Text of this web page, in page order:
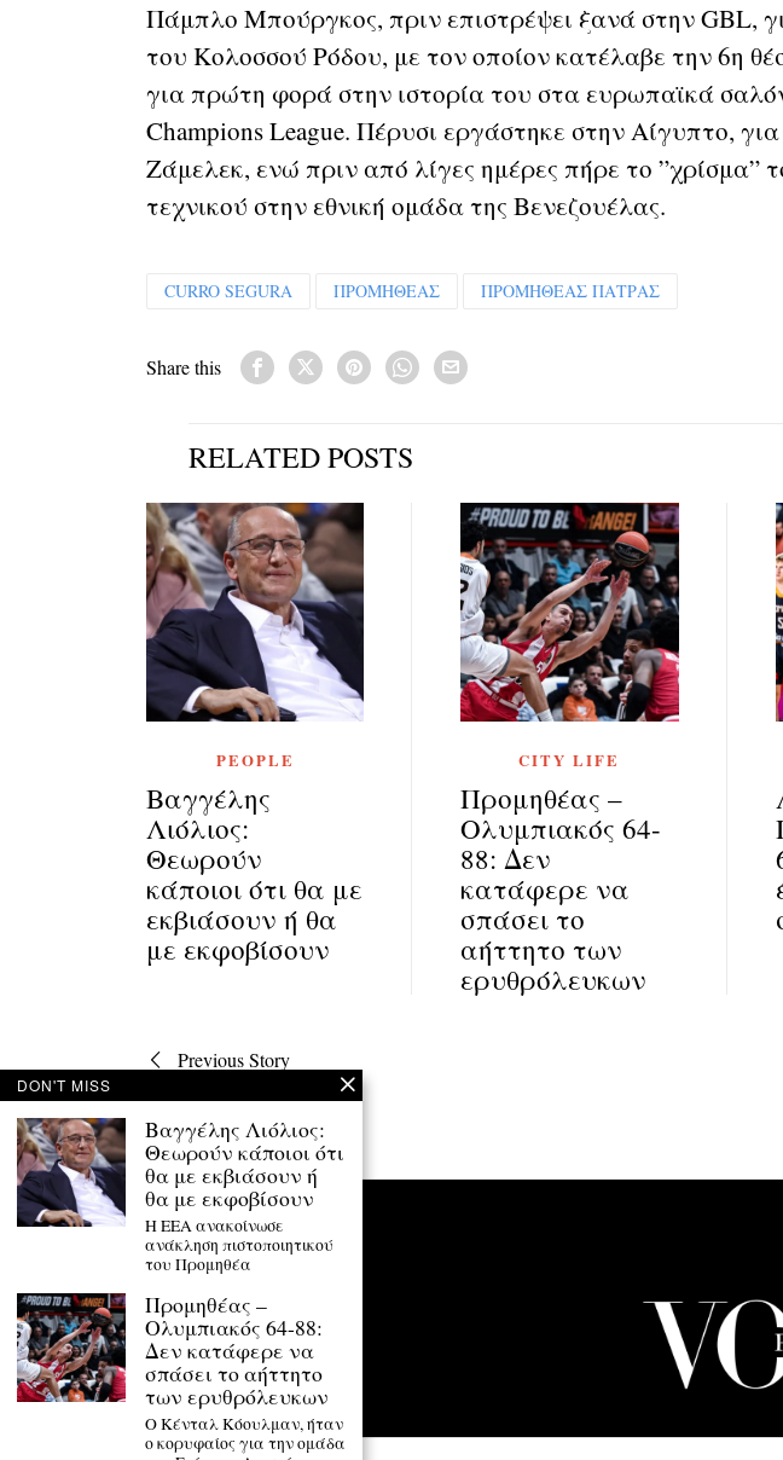
Πάμπλο Μπούργκος, πριν επιστρέψει ξανά στην GBL,
του Κολοσσού Ρόδου, με τον οποίον κατέλαβε την 6η
για πρώτη φορά στην ιστορία του στα ευρωπαϊκά
Champions League. Πέρυσι εργάστηκε στην Αίγυπτο,
Ζάμελεκ, ενώ πριν από λίγες ημέρες πήρε το ”χρίσμα”
τεχνικού στην εθνική ομάδα της Βενεζουέλας.
CURRO SEGURA ΠΡΟΜΗΘΕΑΣ ΠΡΟΜΗΘΕΑΣ ΠΑΤΡΑΣ
Share this
RELATED POSTS
PEOPLE
Βαγγέλης
Λιόλιος:
Θεωρούν
κάποιοι ότι θα με
εκβιάσουν ή θα
με εκφοβίσουν
CITY LIFE
Προμηθέας –
Ολυμπιακός 64-
88: Δεν
κατάφερε να
σπάσει το
αήττητο των
ερυθρόλευκων
Πλοήγηση
άρθρων
Previous Story
DON'T MISS
Βαγγέλης Λιόλιος:
Θεωρούν κάποιοι ότι
θα με εκβιάσουν ή
θα με εκφοβίσουν
H EEA ανακοίνωσε
ανάκληση πιστοποιητικού
του Προμηθέα
Προμηθέας –
Ολυμπιακός 64-88:
Δεν κατάφερε να
σπάσει το αήττητο
των ερυθρόλευκων
Ο Κένταλ Κόουλμαν, ήταν
ο κορυφαίος για την ομάδα